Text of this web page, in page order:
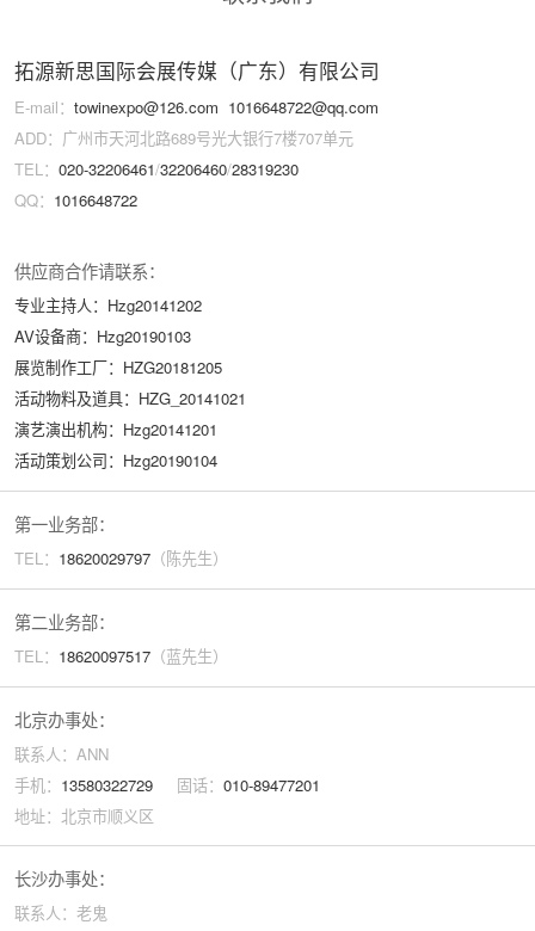
拓源新思国际会展传媒（广东）有限公司
E-mail： towinexpo@126.com 1016648722@qq.com
ADD：广州市天河北路689号光大银行7楼707单元
TEL： 020-32206461/32206460/28319230
QQ： 1016648722
供应商合作请联系：
专业主持人：Hzg20141202
AV设备商：Hzg20190103
展览制作工厂：HZG20181205
活动物料及道具：HZG_20141021
演艺演出机构：Hzg20141201
活动策划公司：Hzg20190104
第一业务部：
TEL： 18620029797（陈先生）
第二业务部：
TEL： 18620097517（蓝先生）
北京办事处：
联系人：ANN
手机： 13580322729固话： 010-89477201
地址：北京市顺义区
长沙办事处：
联系人：老鬼